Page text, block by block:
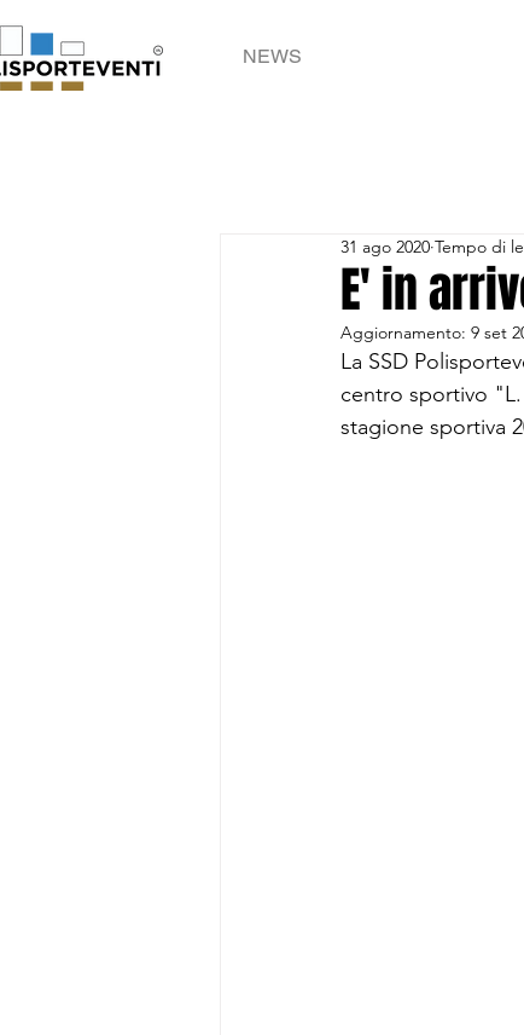
NEWS
E' in
31 ago 2020 Tempo di
Aggiornamento: 9 set
La SSD
centro sportivo
stagione sportiva